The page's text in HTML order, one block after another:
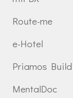
Route-me
e-Hotel
Priamos
MentalDoc